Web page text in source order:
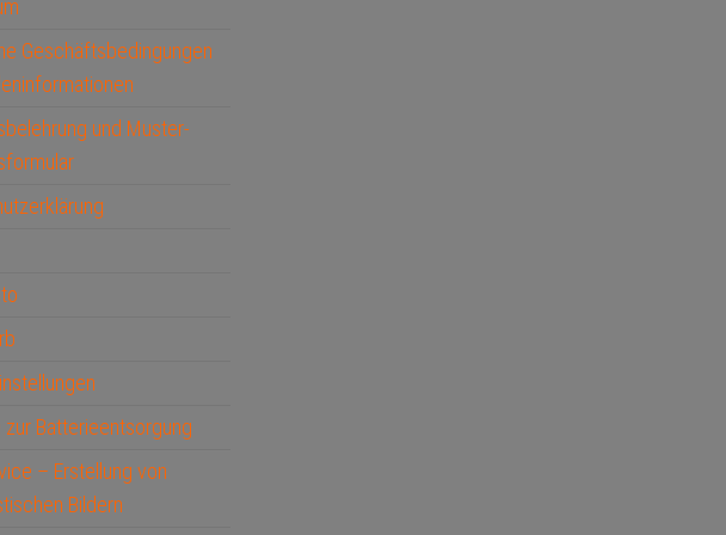
Geschäftsbedingungen
und Muster-
zur Batterieentsorgung
– Erstellung von
Bildern